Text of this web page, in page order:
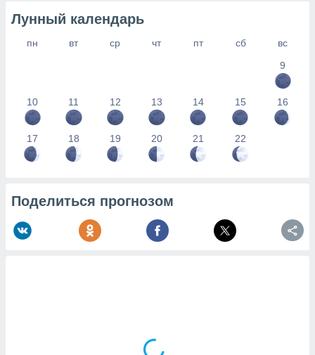
Лунный календарь
пн вт ср чт пт сб
вс
9
10 11 12 13 14 15 16
17 18 19 20 21 22
Поделиться прогнозом